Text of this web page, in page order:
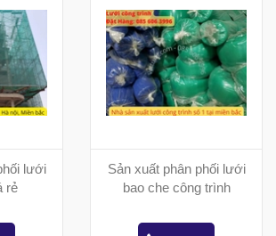
lưới
rẻ
Sản xuất phân phối lưới
bao che công trình